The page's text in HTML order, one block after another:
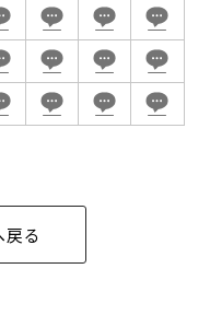
戻る
控室あり